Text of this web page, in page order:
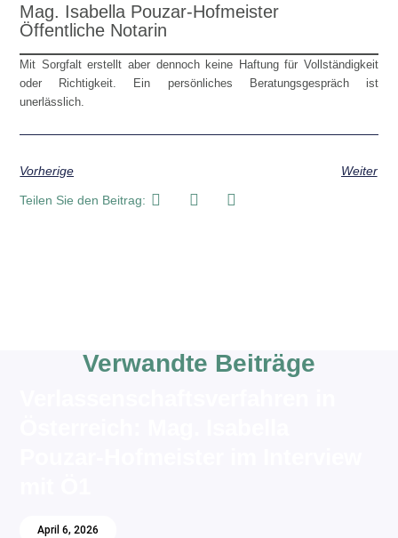
Mag. Isabella Pouzar-Hofmeister
Öffentliche Notarin
Mit Sorgfalt erstellt aber dennoch keine Haftung für Vollständigkeit
oder Richtigkeit. Ein persönliches Beratungsgespräch ist
unerlässlich.
Vorherige Weiter
Teilen Sie den Beitrag:
Verwandte Beiträge
April 6, 2026